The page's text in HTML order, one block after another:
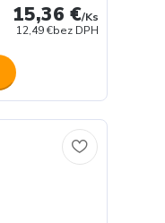
15,36 €/Ks
12,49 €bez DPH